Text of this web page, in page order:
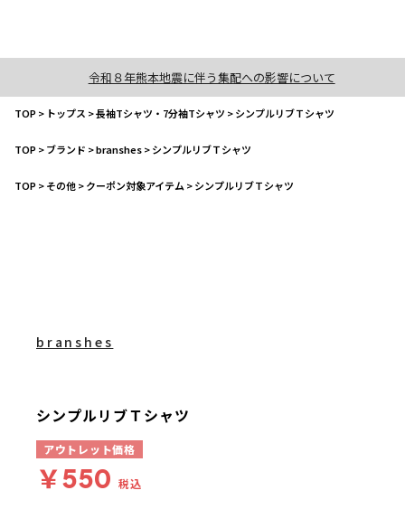
令和８年熊本地震に伴う集配への影響について
TOP> トップス >長袖Tシャツ・7分袖Tシャツ >シンプルリブＴシャツ
TOP>ブランド >branshes>シンプルリブＴシャツ
TOP>その他>クーポン対象アイテム >シンプルリブＴシャツ
branshes
シンプルリブＴシャツ
アウトレット価格
￥550 税込